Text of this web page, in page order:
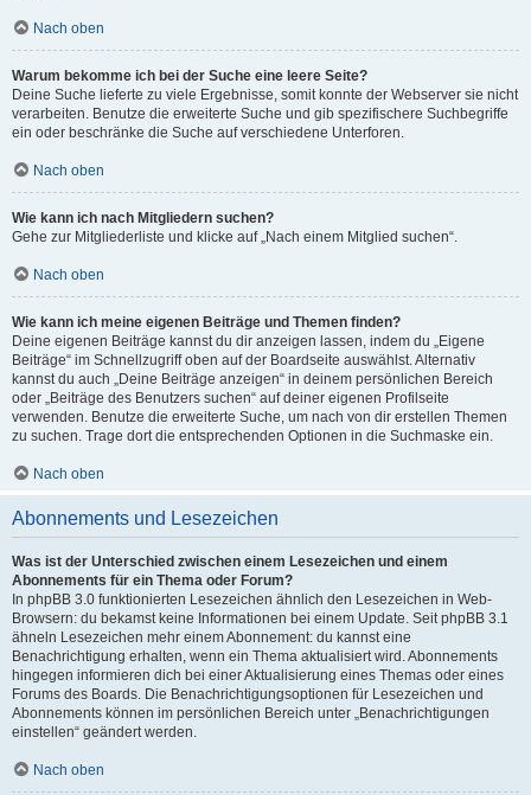
Nach oben
Warum bekomme ich bei der Suche eine leere Seite?
Deine Suche lieferte zu viele Ergebnisse, somit konnte der Webserver sie nicht
verarbeiten. Benutze die erweiterte Suche und gib spezifischere Suchbegriffe
ein oder beschränke die Suche auf verschiedene Unterforen.
Nach oben
Wie kann ich nach Mitgliedern suchen?
Gehe zur Mitgliederliste und klicke auf „Nach einem Mitglied suchen“.
Nach oben
Wie kann ich meine eigenen Beiträge und Themen finden?
Deine eigenen Beiträge kannst du dir anzeigen lassen, indem du „Eigene
Beiträge“ im Schnellzugriff oben auf der Boardseite auswählst. Alternativ
kannst du auch „Deine Beiträge anzeigen“ in deinem persönlichen Bereich
oder „Beiträge des Benutzers suchen“ auf deiner eigenen Profilseite
verwenden. Benutze die erweiterte Suche, um nach von dir erstellen Themen
zu suchen. Trage dort die entsprechenden Optionen in die Suchmaske ein.
Nach oben
Abonnements und Lesezeichen
Was ist der Unterschied zwischen einem Lesezeichen und einem
Abonnements für ein Thema oder Forum?
In phpBB 3.0 funktionierten Lesezeichen ähnlich den Lesezeichen in Web-
Browsern: du bekamst keine Informationen bei einem Update. Seit phpBB 3.1
ähneln Lesezeichen mehr einem Abonnement: du kannst eine
Benachrichtigung erhalten, wenn ein Thema aktualisiert wird. Abonnements
hingegen informieren dich bei einer Aktualisierung eines Themas oder eines
Forums des Boards. Die Benachrichtigungsoptionen für Lesezeichen und
Abonnements können im persönlichen Bereich unter „Benachrichtigungen
einstellen“ geändert werden.
Nach oben